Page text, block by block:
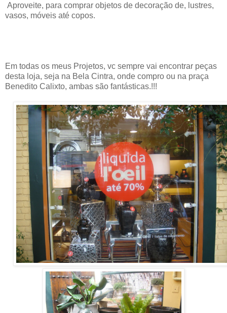
Aproveite, para comprar objetos de decoração de, lustres,
vasos, móveis até copos.
Em todas os meus Projetos, vc sempre vai encontrar peças
desta loja, seja na Bela Cintra, onde compro ou na praça
Benedito Calixto, ambas são fantásticas.!!!